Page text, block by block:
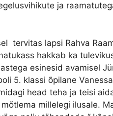
ja
tervitas lapsi Rahva
hakkab ka
esinesid avamisel
5. klassi õpilane
head teha ja teisi
millelegi ilusale.